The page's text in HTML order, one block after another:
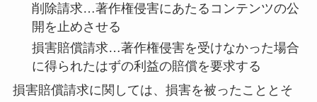
削除請求…著作権侵害にあたるコンテンツの公
開を止めさせる
損害賠償請求…著作権侵害を受けなかった場合
に得られたはずの利益の賠償を要求する
損害賠償請求に関しては、損害を被ったこととそ